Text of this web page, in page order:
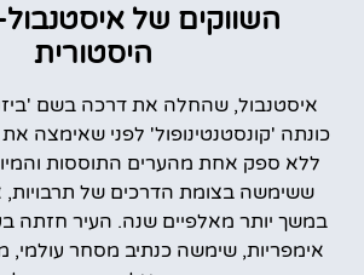
השווקים של
היסטורית
איסטנבול, שהחלה את דרכה בשם
כונתה 'קונסטנטינופול' לפני שאימצה
ללא ספק אחת מהערים התוססות
ששימשה בצומת הדרכים של תרבויות,
במשך יותר מאלפיים שנה. העיר חזתה
אימפריות, שימשה כנתיב מסחר עולמי,